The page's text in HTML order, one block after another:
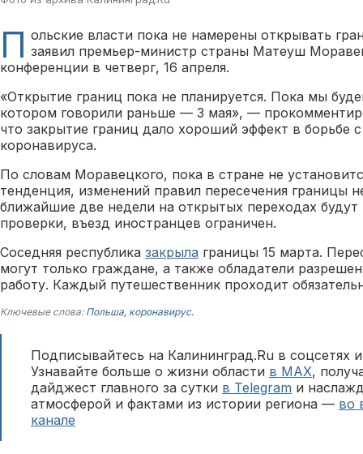
П ольские власти пока не намерены открывать
заявил премьер-министр страны Матеуш
конференции в четверг, 16 апреля.
«Открытие границ пока не планируется. Пока мы
котором говорили раньше — 3 мая», —
что закрытие границ дало хороший эффект в борьбе
коронавируса.
По словам Моравецкого, пока в стране не
тенденция, изменений правил пересечения границы
ближайшие две недели на открытых переходах
проверки, въезд иностранцев ограничен.
Соседняя республика закрыла границы 15 марта.
могут только граждане, а также обладатели
работу. Каждый путешественник проходит
Ключевые слова: Польша, коронавирус.
Подписывайтесь на Калининград.Ru в соцсетях
Узнавайте больше о жизни области в MAX,
дайджест главного за сутки в Telegram и
атмосферой и фактами из истории региона — во
канале